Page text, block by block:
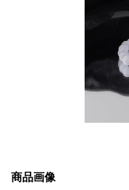
商品画像